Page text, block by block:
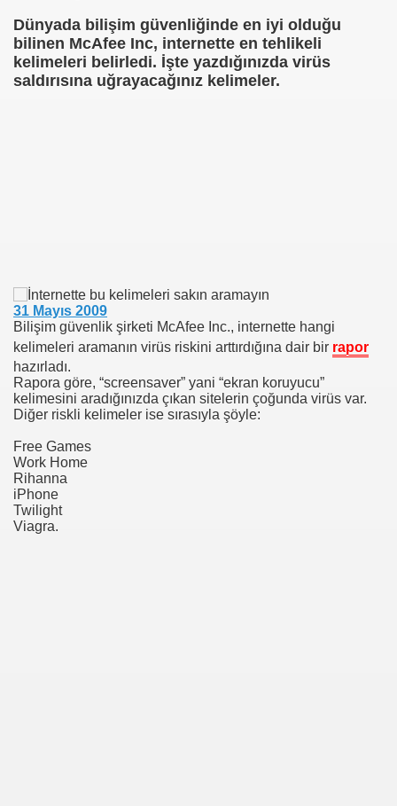
Dünyada bilişim güvenliğinde en iyi olduğu
bilinen McAfee Inc, internette en tehlikeli
kelimeleri belirledi. İşte yazdığınızda virüs
saldırısına uğrayacağınız kelimeler.
31 Mayıs 2009
Bilişim güvenlik şirketi McAfee Inc., internette hangi
kelimeleri aramanın virüs riskini arttırdığına dair bir rapor
hazırladı.
Rapora göre, “screensaver” yani “ekran koruyucu”
kelimesini aradığınızda çıkan sitelerin çoğunda virüs var.
Diğer riskli kelimeler ise sırasıyla şöyle:
Free Games
Work Home
Rihanna
iPhone
Twilight
Viagra.
ARAMAYIN !
4,3 YTL